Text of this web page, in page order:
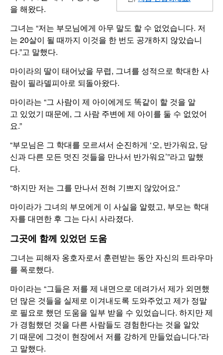
을 해왔다.
그녀는 “저는 부모님에게 아무 말도 할 수 없었습니다. 저
는 20살이 될 때까지 이것을 한 번도 공개하지 않았습니
다.”고 말했다.
마이라의 딸이 태어났을 무렵, 그녀를 성적으로 학대한 사
람이 필라델피아로 되돌아왔다.
마이라는 “그 사람이 제 아이에게도 똑같이 할 것을 알
고 있었기 때문에, 그 사람 주변에 제 아이를 둘 수 없었어
요.”
“부모님은 그 학대를 모르셔서 순진하게 ‘오, 반가워요, 당
신과 다른 모든 멋진 것들을 만나서 반가워요’”라고 말했
다.
“하지만 저는 그를 만나서 전혀 기쁘지 않았어요.”
마이라가 그녀의 부모에게 이 사실을 알렸고, 부모는 학대
자를 대면한 후 그는 다시 사라졌다.
그곳에 함께 있었던 도움
그녀는 피해자 옹호자로서 훈련받는 동안 자신의 트라우마
를 폭로했다.
마이라는 “그들은 저를 제 내면으로 데려가서 제가 외면했
던 많은 것들을 실제로 이겨내도록 도와주었고 제가 정말
로 필요로 했던 도움을 일부 받을 수 있었습니다. 하지만 제
가 경험했던 것을 다른 사람들도 경험한다는 것을 알았
기 때문에 그것이 현장에서 저를 강하게 만들었습니다.”라
고 말했다.